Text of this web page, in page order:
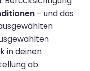
– und das
in deinen
ab.